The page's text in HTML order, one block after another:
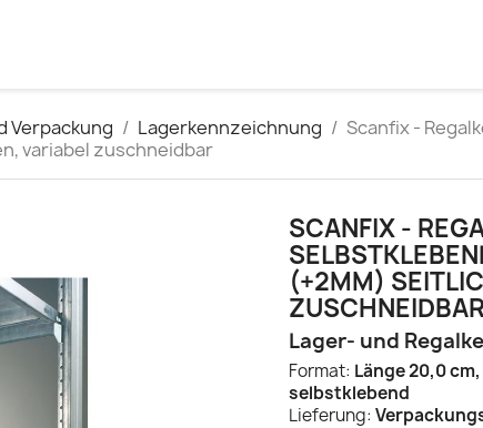
Verpackung Lagerkennzeichnung
Scanfix -
variabel zuschneidbar
SCANFIX -
(+2MM)
ZUSCHNEIDBAR
Lager- und
Format: Länge 20,0
selbstklebend
Lieferung: